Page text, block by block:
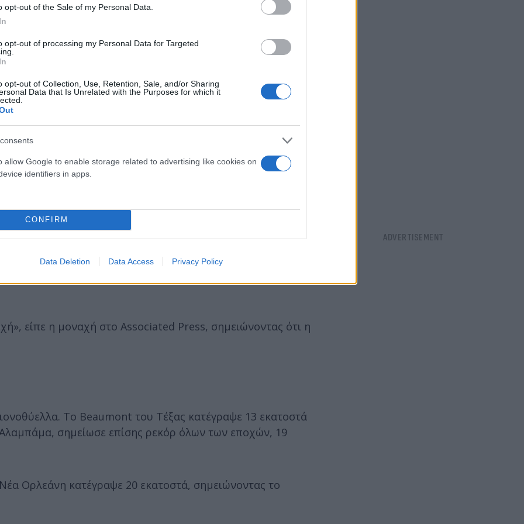
opt-out of the Sale of my Personal Data.
opt-out of processing my Personal Data for Targeted
opt-out of Collection, Use, Retention, Sale, and/or Sharing
Data that Is Unrelated with the Purposes for which it
allow Google to enable storage related to advertising like cookies on
identifiers in apps.
CONFIRM
Data Deletion Data Access Privacy Policy
της μέσης εκπαίδευσης να προσευχηθούν σε διάφορους
είχε υγρασία και λάσπη και αποφασίσαμε να
χιόνι» είπε ένας μαθητής σε σχολείο του Νάσβιλ.
ενώ η περιοχή ετοιμαζόταν για τη χειρότερη χειμερινή
της πρώτης προειδοποίησης για χιονοθύελλα στη
είπε η μοναχή στο Associated Press, σημειώνοντας ότι η
Το Beaumont του Τέξας κατέγραψε 13 εκατοστά
σημείωσε επίσης ρεκόρ όλων των εποχών, 19
Ορλεάνη κατέγραψε 20 εκατοστά, σημειώνοντας το